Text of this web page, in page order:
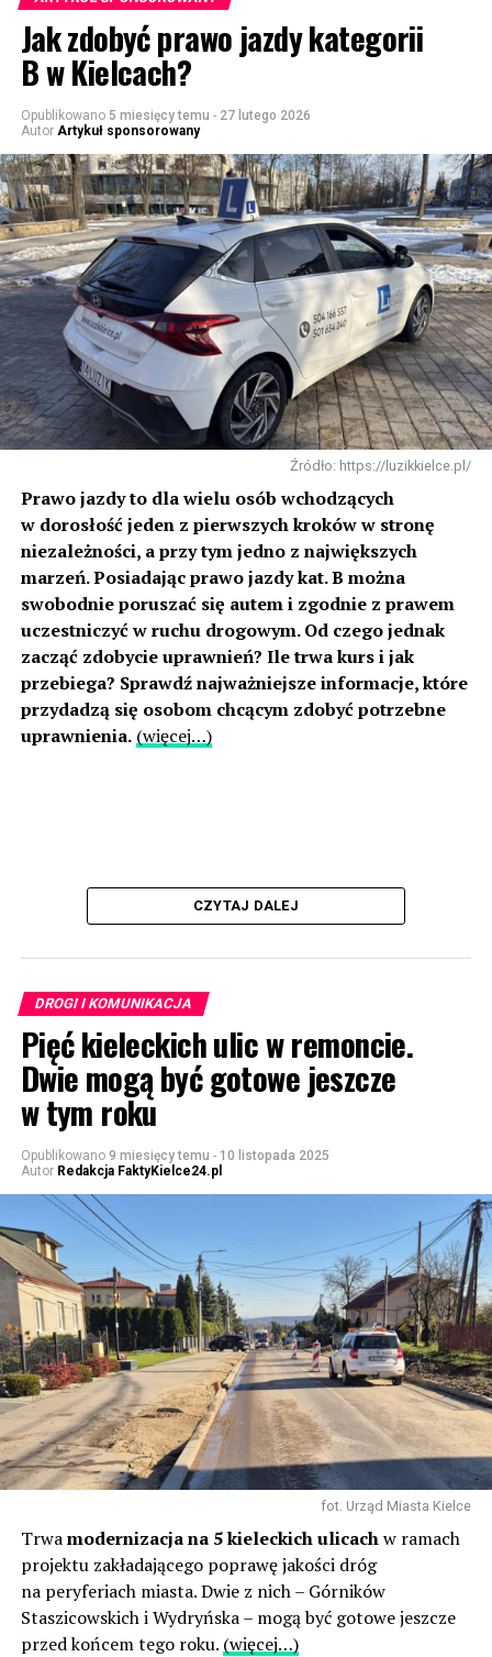
Jak zdobyć prawo jazdy kategorii
B w Kielcach?
Opublikowano 5 miesięcy temu - 27 lutego 2026
Autor Artykuł sponsorowany
Źródło: https://luzikkielce.pl/
Prawo jazdy to dla wielu osób wchodzących
w dorosłość jeden z pierwszych kroków w stronę
niezależności, a przy tym jedno z największych
marzeń. Posiadając prawo jazdy kat. B można
swobodnie poruszać się autem i zgodnie z prawem
uczestniczyć w ruchu drogowym. Od czego jednak
zacząć zdobycie uprawnień? Ile trwa kurs i jak
przebiega? Sprawdź najważniejsze informacje, które
przydadzą się osobom chcącym zdobyć potrzebne
uprawnienia. (więcej…)
CZYTAJ DALEJ
DROGI I KOMUNIKACJA
Pięć kieleckich ulic w remoncie.
Dwie mogą być gotowe jeszcze
w tym roku
Opublikowano 9 miesięcy temu - 10 listopada 2025
Autor Redakcja FaktyKielce24.pl
fot. Urząd Miasta Kielce
Trwamodernizacja na 5 kieleckich ulicachw ramach
projektu zakładającego poprawę jakości dróg
na peryferiach miasta. Dwie z nich – Górników
Staszicowskich i Wydryńska – mogą być gotowe jeszcze
przed końcem tego roku. (więcej…)